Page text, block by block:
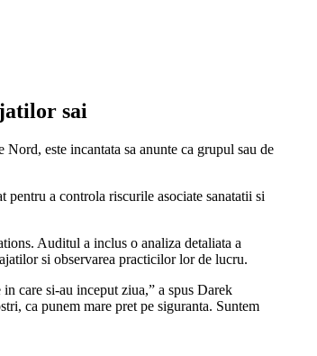
sai
este incantata sa anunte ca grupul sau de
a controla riscurile asociate sanatatii si
Auditul a inclus o analiza detaliata a
si observarea practicilor lor de lucru.
care si-au inceput ziua,” a spus Darek
ca punem mare pret pe siguranta. Suntem